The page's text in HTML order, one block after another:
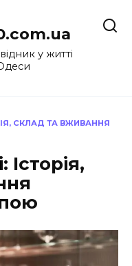
у житті
СКЛАД ТА ВЖИВАННЯ